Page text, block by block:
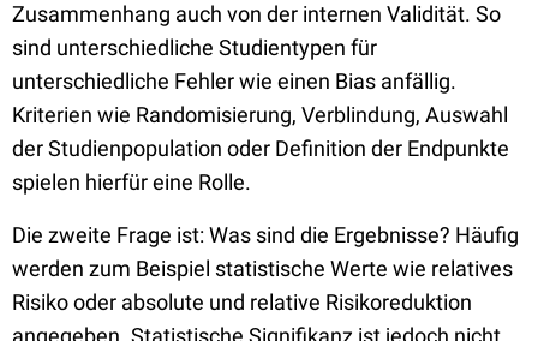
Zusammenhang auch von der internen Validität. So
sind unterschiedliche Studientypen für
unterschiedliche Fehler wie einen Bias anfällig.
Kriterien wie Randomisierung, Verblindung, Auswahl
der Studienpopulation oder Definition der Endpunkte
spielen hierfür eine Rolle.
Die zweite Frage ist: Was sind die Ergebnisse? Häufig
werden zum Beispiel statistische Werte wie relatives
Risiko oder absolute und relative Risikoreduktion
angegeben. Statistische Signifikanz ist jedoch nicht